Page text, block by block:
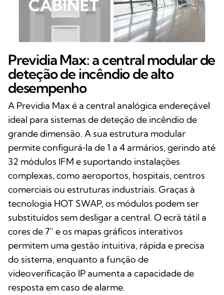
Previdia Max: a central modular de
deteção de incêndio de alto
desempenho
A Previdia Max é a central analógica endereçável
ideal para sistemas de deteção de incêndio de
grande dimensão. A sua estrutura modular
permite configurá‑la de 1 a 4 armários, gerindo até
32 módulos IFM e suportando instalações
complexas, como aeroportos, hospitais, centros
comerciais ou estruturas industriais. Graças à
tecnologia HOT SWAP, os módulos podem ser
substituídos sem desligar a central. O ecrã tátil a
cores de 7” e os mapas gráficos interativos
permitem uma gestão intuitiva, rápida e precisa
do sistema, enquanto a função de
videoverificação IP aumenta a capacidade de
resposta em caso de alarme.